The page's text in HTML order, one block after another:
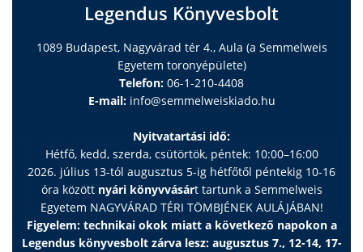
Legendus Könyvesbolt
1089 Budapest, Nagyvárad tér 4., Aula (a Semmelweis
Egyetem toronyépülete)
Telefon: 06-1-210-4408
E-mail: info@semmelweiskiado.hu
Nyitvatartási idő:
Hétfő, kedd, szerda, csütörtök, péntek: 10:00–16:00
2026. július 13-tól augusztus 5-ig hétfőtől péntekig 10-16
óra között nyári könyvvásárt tartunk a Semmelweis
Egyetem NAGYVÁRAD TÉRI TÖMBJÉNEK AULÁJÁBAN!
Figyelem: technikai okok miatt a következő napokon a
Legendus könyvesbolt zárva lesz: augusztus 7., 12-14, 17-